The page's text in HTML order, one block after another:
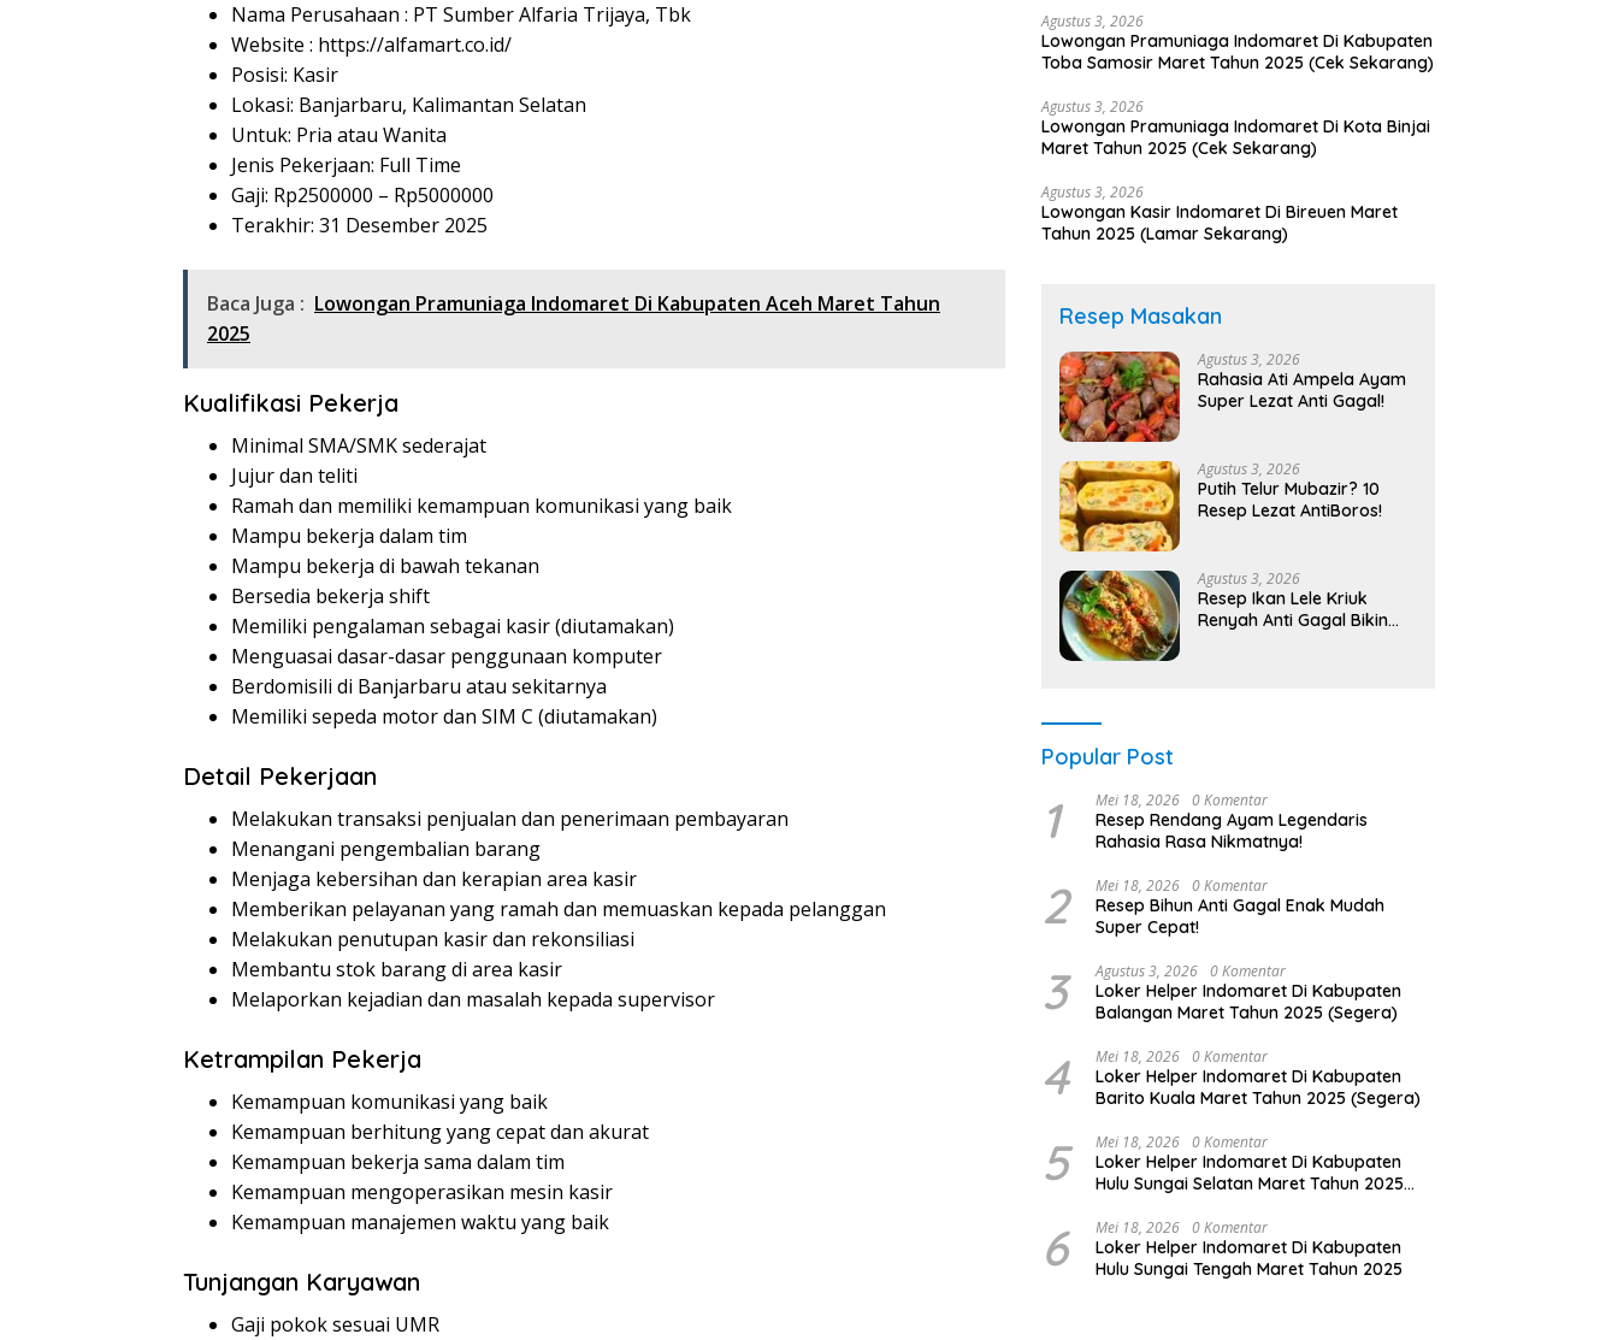
Nama Perusahaan : PT Sumber Alfaria Trijaya, Tbk
Website : https://alfamart.co.id/
Posisi: Kasir
Lokasi: Banjarbaru, Kalimantan Selatan
Untuk: Pria atau Wanita
Jenis Pekerjaan: Full Time
Gaji: Rp2500000 – Rp5000000
Terakhir: 31 Desember 2025
Baca Juga : Lowongan Pramuniaga Indomaret Di Kabupaten Aceh Maret Tahun
2025
Kualifikasi Pekerja
Minimal SMA/SMK sederajat
Jujur dan teliti
Ramah dan memiliki kemampuan komunikasi yang baik
Mampu bekerja dalam tim
Mampu bekerja di bawah tekanan
Bersedia bekerja shift
Memiliki pengalaman sebagai kasir (diutamakan)
Menguasai dasar-dasar penggunaan komputer
Berdomisili di Banjarbaru atau sekitarnya
Memiliki sepeda motor dan SIM C (diutamakan)
Detail Pekerjaan
Melakukan transaksi penjualan dan penerimaan pembayaran
Menangani pengembalian barang
Menjaga kebersihan dan kerapian area kasir
Memberikan pelayanan yang ramah dan memuaskan kepada pelanggan
Melakukan penutupan kasir dan rekonsiliasi
Membantu stok barang di area kasir
Melaporkan kejadian dan masalah kepada supervisor
Ketrampilan Pekerja
Kemampuan komunikasi yang baik
Kemampuan berhitung yang cepat dan akurat
Kemampuan bekerja sama dalam tim
Kemampuan mengoperasikan mesin kasir
Kemampuan manajemen waktu yang baik
Tunjangan Karyawan
Gaji pokok sesuai UMR
Agustus 3, 2026
Lowongan Pramuniaga Indomaret Di Kabupaten
Toba Samosir Maret Tahun 2025 (Cek Sekarang)
Agustus 3, 2026
Lowongan Pramuniaga Indomaret Di Kota Binjai
Maret Tahun 2025 (Cek Sekarang)
Agustus 3, 2026
Lowongan Kasir Indomaret Di Bireuen Maret
Tahun 2025 (Lamar Sekarang)
Resep Masakan
Agustus 3, 2026
Rahasia Ati Ampela Ayam
Super Lezat Anti Gagal!
Agustus 3, 2026
Putih Telur Mubazir? 10
Resep Lezat AntiBoros!
Agustus 3, 2026
Resep Ikan Lele Kriuk
Renyah Anti Gagal Bikin
Popular Post
1 Mei 18, 2026 0 Komentar
Resep Rendang Ayam Legendaris
Rahasia Rasa Nikmatnya!
2 Mei 18, 2026 0 Komentar
Resep Bihun Anti Gagal Enak Mudah
Super Cepat!
3 Agustus 3, 2026 0 Komentar
Loker Helper Indomaret Di Kabupaten
Balangan Maret Tahun 2025 (Segera)
4 Mei 18, 2026 0 Komentar
Loker Helper Indomaret Di Kabupaten
Barito Kuala Maret Tahun 2025 (Segera)
5 Mei 18, 2026 0 Komentar
Loker Helper Indomaret Di Kabupaten
Hulu Sungai Selatan Maret Tahun 2025
6 Mei 18, 2026 0 Komentar
Loker Helper Indomaret Di Kabupaten
Hulu Sungai Tengah Maret Tahun 2025